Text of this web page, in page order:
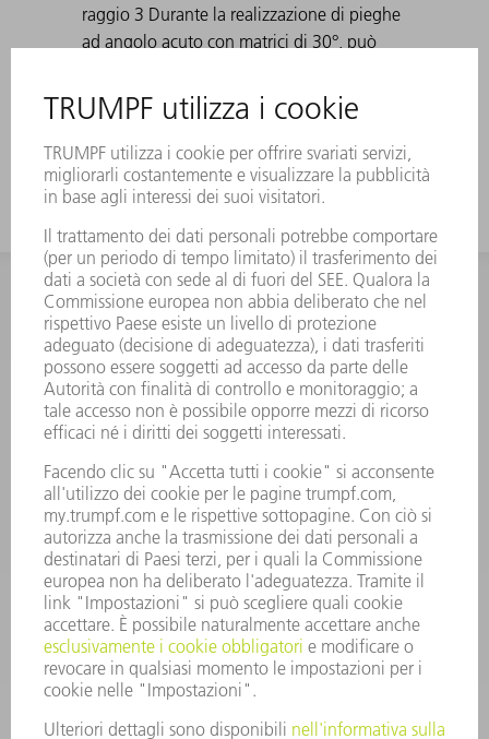
raggio 3 Durante la realizzazione di pieghe
ad angolo acuto con matrici di 30°, può
incastrata nella matrice. Gli ausili di
espulsione TRUMPF risolvono questo
problema.
INFORMAZIONE
Domande frequenti
Condizioni generali di contratto
CONTATTO
RICAMBI TRUMPF ITALIA
lunedì a venerdì: 08:30 – 18:00
ricambi@trumpf.com
CONTATTO
UTENSILI TRUMPF ITALIA
+39 02 48489482
lunedì a venerdì: 08:00 – 18:00
utensili@trumpf.com